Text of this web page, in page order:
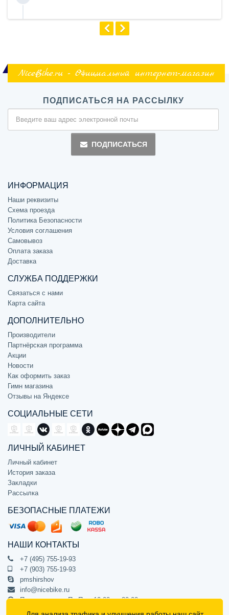
NiceBike.ru - Официальный интернет-магазин
ПОДПИСАТЬСЯ НА РАССЫЛКУ
ПОДПИСАТЬСЯ
ИНФОРМАЦИЯ
Наши реквизиты
Схема проезда
Политика Безопасности
Условия соглашения
Самовывоз
Оплата заказа
Доставка
СЛУЖБА ПОДДЕРЖКИ
Связаться с нами
Карта сайта
ДОПОЛНИТЕЛЬНО
Производители
Партнёрская программа
Акции
Новости
Как оформить заказ
Гимн магазина
Отзывы на Яндексе
СОЦИАЛЬНЫЕ СЕТИ
ЛИЧНЫЙ КАБИНЕТ
Личный кабинет
История заказа
Закладки
Рассылка
БЕЗОПАСНЫЕ ПЛАТЕЖИ
НАШИ КОНТАКТЫ
+7 (495) 755-19-93
+7 (903) 755-19-93
pmshirshov
info@nicebike.ru
Прием звонков Пн-Пт с 10:00 до 20:00
ПВЗ Пн-Пт с 10:00 до 20:00